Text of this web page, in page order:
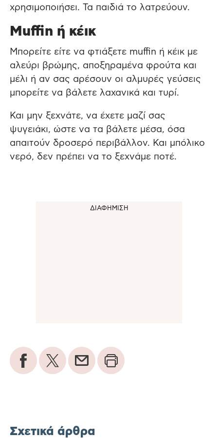
χρησιμοποιήσει. Τα παιδιά το λατρεύουν.
Muffin ή κέικ
Μπορείτε είτε να φτιάξετε muffin ή κέικ με
αλεύρι βρώμης, αποξηραμένα φρούτα και
μέλι ή αν σας αρέσουν οι αλμυρές γεύσεις
μπορείτε να βάλετε λαχανικά και τυρί.
Και μην ξεχνάτε, να έχετε μαζί σας
ψυγειάκι, ώστε να τα βάλετε μέσα, όσα
απαιτούν δροσερό περιβάλλον. Και μπόλικο
νερό, δεν πρέπει να το ξεχνάμε ποτέ.
Σχετικά άρθρα